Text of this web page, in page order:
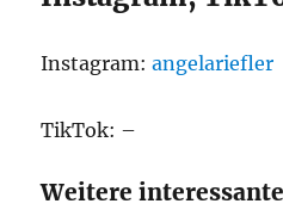
Instagram:angelariefler
TikTok: –
Weitere